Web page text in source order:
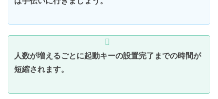
人数が増えるごとに起動キーの設置完了までの時間が
短縮されます。